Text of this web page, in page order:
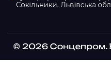
Сокільники, Львівська
© 2026 Сонцепром.